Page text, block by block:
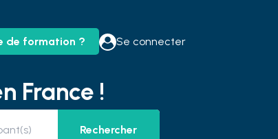
de formation ? Se connecter
France !
Rechercher